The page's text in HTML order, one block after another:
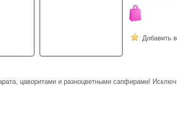
Добавить
цаворитами и разноцветными сапфирами!